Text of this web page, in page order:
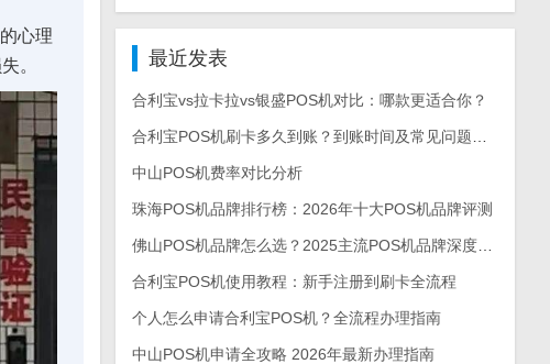
心理
。
最近发表
合利宝vs拉卡拉vs银盛POS机对比：哪款更适合你？
中山POS机费率对比分析
珠海POS机品牌排行榜：2026年十大POS机品牌评测
佛山POS机品牌怎么选？2025主流POS机品牌深度测评与选购指南
合利宝POS机使用教程：新手注册到刷卡全流程
个人怎么申请合利宝POS机？全流程办理指南
中山POS机申请全攻略 2026年最新办理指南